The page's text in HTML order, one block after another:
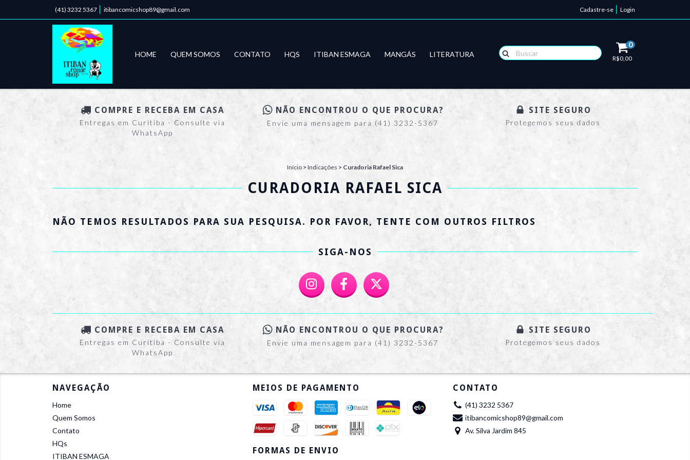
(41) 3232 5367 itibancomicshop89@gmail.com Cadastre-se Login
HOME QUEM SOMOS CONTATO HQS ITIBAN ESMAGA MANGÁS LITERATURA
0
R$0,00
COMPRE E RECEBA EM CASA
Entregas em Curitiba - Consulte via
WhatsApp
NÃO ENCONTROU O QUE PROCURA?
Envie uma mensagem para (41) 3232-5367
SITE SEGURO
Protegemos seus dados
Início > Indicações > Curadoria Rafael Sica
CURADORIA RAFAEL SICA
NÃO TEMOS RESULTADOS PARA SUA PESQUISA. POR FAVOR, TENTE COM OUTROS FILTROS
SIGA-NOS
COMPRE E RECEBA EM CASA
Entregas em Curitiba - Consulte via
WhatsApp
NÃO ENCONTROU O QUE PROCURA?
Envie uma mensagem para (41) 3232-5367
SITE SEGURO
Protegemos seus dados
NAVEGAÇÃO
Home
Quem Somos
Contato
HQs
ITIBAN ESMAGA
MEIOS DE PAGAMENTO
FORMAS DE ENVIO
CONTATO
(41) 3232 5367
itibancomicshop89@gmail.com
Av. Silva Jardim 845